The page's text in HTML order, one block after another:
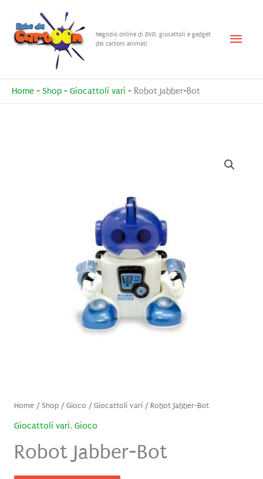
contenuto
Negozio online di DVD, giocattoli e gadget
dei cartoni animati
Menu
Home - Shop - Giocattoli vari - Robot Jabber-Bot
Home/ Shop/Gioco /Giocattoli vari/ Robot Jabber-Bot
Giocattoli vari, Gioco
Robot Jabber-Bot